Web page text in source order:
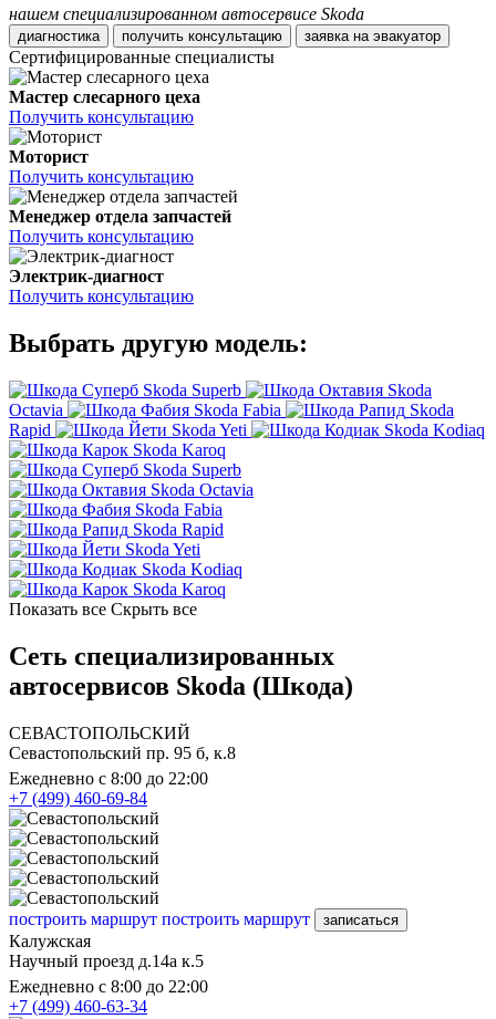
нашем специализированном автосервисе Skoda
диагностика получить консультацию заявка на эвакуатор
Сертифицированные специалисты
Мастер слесарного цеха
Получить консультацию
Моторист
Получить консультацию
Менеджер отдела запчастей
Получить консультацию
Электрик-диагност
Получить консультацию
Выбрать другую модель:
Skoda Superb
Skoda
Octavia
Skoda Fabia
Skoda
Rapid
Skoda Yeti
Skoda Kodiaq
Skoda Karoq
Skoda Superb
Skoda Octavia
Skoda Fabia
Skoda Rapid
Skoda Yeti
Skoda Kodiaq
Skoda Karoq
Показать все Скрыть все
Сеть специализированных
автосервисов Skoda (Шкода)
СЕВАСТОПОЛЬСКИЙ
Севастопольский пр. 95 б, к.8
Ежедневно с 8:00 до 22:00
+7 (499) 460-69-84
построить маршрут построить маршрут записаться
Калужская
Научный проезд д.14а к.5
Ежедневно с 8:00 до 22:00
+7 (499) 460-63-34